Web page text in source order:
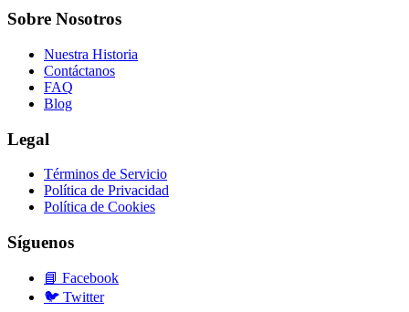
Sobre Nosotros
Nuestra Historia
Contáctanos
FAQ
Blog
Legal
Términos de Servicio
Política de Privacidad
Política de Cookies
Síguenos
📘 Facebook
🐦 Twitter